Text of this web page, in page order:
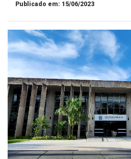
Publicado em: 15/06/2023